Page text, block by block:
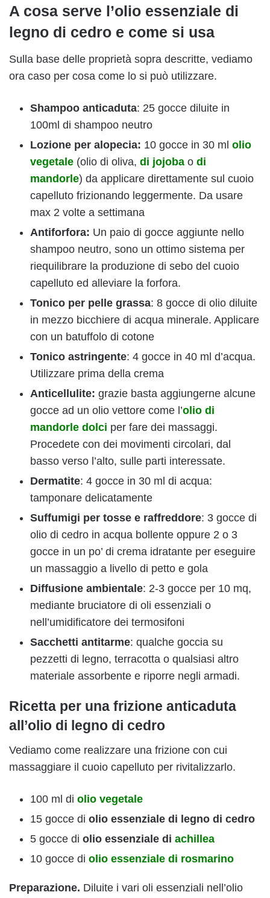
A cosa serve l’olio essenziale di
legno di cedro e come si usa
Sulla base delle proprietà sopra descritte, vediamo
ora caso per cosa come lo si può utilizzare.
Shampoo anticaduta: 25 gocce diluite in
100ml di shampoo neutro
Lozione per alopecia: 10 gocce in 30 ml olio
vegetale (olio di oliva, di jojoba o di
mandorle) da applicare direttamente sul cuoio
capelluto frizionando leggermente. Da usare
max 2 volte a settimana
Antiforfora: Un paio di gocce aggiunte nello
shampoo neutro, sono un ottimo sistema per
riequilibrare la produzione di sebo del cuoio
capelluto ed alleviare la forfora.
Tonico per pelle grassa: 8 gocce di olio diluite
in mezzo bicchiere di acqua minerale. Applicare
con un batuffolo di cotone
Tonico astringente: 4 gocce in 40 ml d’acqua.
Utilizzare prima della crema
Anticellulite: grazie basta aggiungerne alcune
gocce ad un olio vettore come l’olio di
mandorle dolci per fare dei massaggi.
Procedete con dei movimenti circolari, dal
basso verso l’alto, sulle parti interessate.
Dermatite: 4 gocce in 30 ml di acqua:
tamponare delicatamente
Suffumigi per tosse e raffreddore: 3 gocce di
olio di cedro in acqua bollente oppure 2 o 3
gocce in un po’ di crema idratante per eseguire
un massaggio a livello di petto e gola
Diffusione ambientale: 2-3 gocce per 10 mq,
mediante bruciatore di oli essenziali o
nell’umidificatore dei termosifoni
Sacchetti antitarme: qualche goccia su
pezzetti di legno, terracotta o qualsiasi altro
materiale assorbente e riporre negli armadi.
Ricetta per una frizione anticaduta
all’olio di legno di cedro
Vediamo come realizzare una frizione con cui
massaggiare il cuoio capelluto per rivitalizzarlo.
100 ml di olio vegetale
15 gocce di olio essenziale di legno di cedro
5 gocce di olio essenziale di achillea
10 gocce di olio essenziale di rosmarino
Preparazione. Diluite i vari oli essenziali nell’olio